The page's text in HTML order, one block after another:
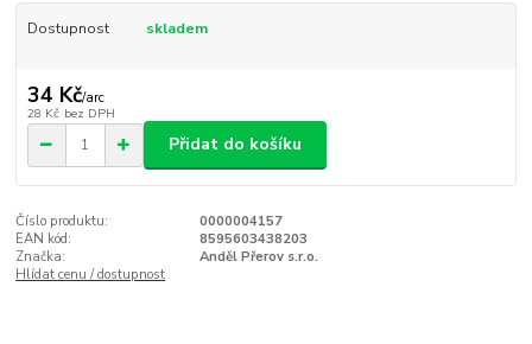
Dostupnost skladem
34 Kč/arc
28 Kč bez DPH
Přidat do košíku
Číslo produktu:
0000004157
EAN kód:
8595603438203
Značka:
Anděl Přerov s.r.o.
Hlídat cenu / dostupnost